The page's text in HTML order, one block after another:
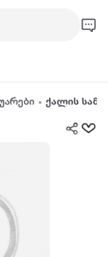
ქალის